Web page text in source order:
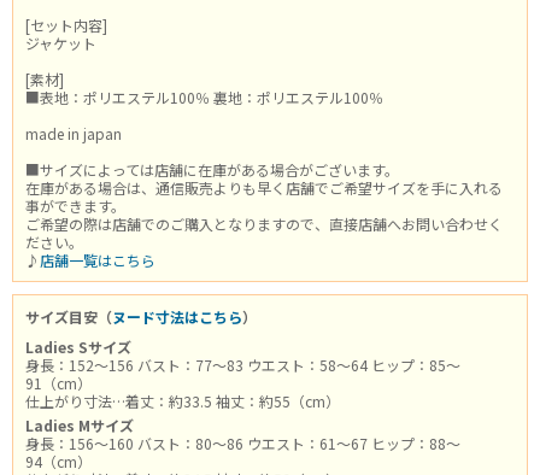
[セット内容]
ジャケット
[素材]
■表地：ポリエステル100％ 裏地：ポリエステル100％
made in japan
■サイズによっては店舗に在庫がある場合がございます。
在庫がある場合は、通信販売よりも早く店舗でご希望サイズを手に入れる
事ができます。
ご希望の際は店舗でのご購入となりますので、直接店舗へお問い合わせく
ださい。
♪ 店舗一覧はこちら
サイズ目安（ヌード寸法はこちら）
Ladies Sサイズ
身長：152～156 バスト：77～83 ウエスト：58～64 ヒップ：85～
91（cm）
仕上がり寸法…着丈：約33.5 袖丈：約55（cm）
Ladies Mサイズ
身長：156～160 バスト：80～86 ウエスト：61～67 ヒップ：88～
94（cm）